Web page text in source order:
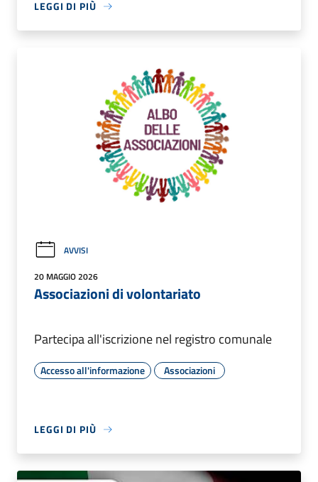
LEGGI DI PIÙ
AVVISI
20 MAGGIO 2026
Associazioni di volontariato
Partecipa all'iscrizione nel registro comunale
Accesso all'informazione Associazioni
LEGGI DI PIÙ